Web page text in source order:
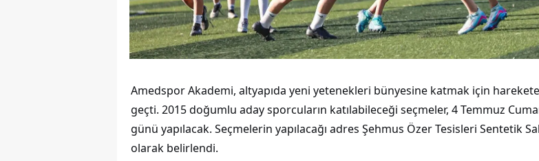
Amedspor Akademi, altyapıda yeni yetenekleri bünyesine katmak için harekete
geçti. 2015 doğumlu aday sporcuların katılabileceği seçmeler, 4 Temmuz
günü yapılacak. Seçmelerin yapılacağı adres Şehmus Özer Tesisleri Sentetik
olarak belirlendi.